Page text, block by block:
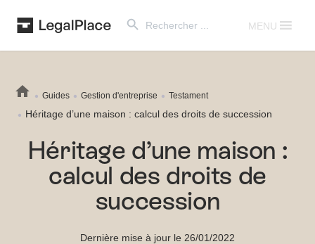
for:
MENU
Guides Gestion d'entreprise Testament
Héritage d’une maison : calcul des droits de succession
Héritage d’une maison :
calcul des droits de
succession
Dernière mise à jour le 26/01/2022